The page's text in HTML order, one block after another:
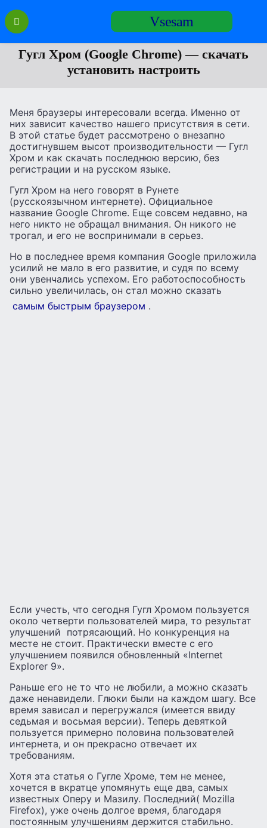
Перейти
содержанию
Vsesam
Гугл Хром (Google Chrome) — скачать
установить настроить
Меня браузеры интересовали всегда. Именно от
них зависит качество нашего присутствия в сети.
В этой статье будет рассмотрено о внезапно
достигнувшем высот производительности — Гугл
Хром и как скачать последнюю версию, без
регистрации и на русском языке.
Гугл Хром на него говорят в Рунете
(русскоязычном интернете). Официальное
название Google Chrome. Еще совсем недавно, на
него никто не обращал внимания. Он никого не
трогал, и его не воспринимали в серьез.
Но в последнее время компания Google приложила
усилий не мало в его развитие, и судя по всему
они увенчались успехом. Его работоспособность
сильно увеличилась, он стал можно сказать
самым быстрым браузером .
Если учесть, что сегодня Гугл Хромом пользуется
около четверти пользователей мира, то результат
улучшений потрясающий. Но конкуренция на
месте не стоит. Практически вместе с его
улучшением появился обновленный «Internet
Explorer 9».
Раньше его не то что не любили, а можно сказать
даже ненавидели. Глюки были на каждом шагу. Все
время зависал и перегружался (имеется ввиду
седьмая и восьмая версии). Теперь девяткой
пользуется примерно половина пользователей
интернета, и он прекрасно отвечает их
требованиям.
Хотя эта статья о Гугле Хроме, тем не менее,
хочется в вкратце упомянуть еще два, самых
известных Оперу и Мазилу. Последний( Mozilla
Firefox), уже очень долгое время, благодаря
постоянным улучшениям держится стабильно.